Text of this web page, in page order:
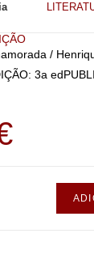
/
3a